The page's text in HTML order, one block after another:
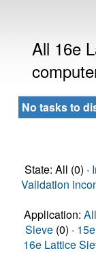
All 16e
No tasks to
State: All (0) ·
Validation
Application: All
Sieve (0) ·
16e Lattice